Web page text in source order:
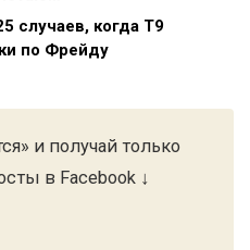
случаев, когда Т9
по Фрейду
и получай только
в Facebook ↓